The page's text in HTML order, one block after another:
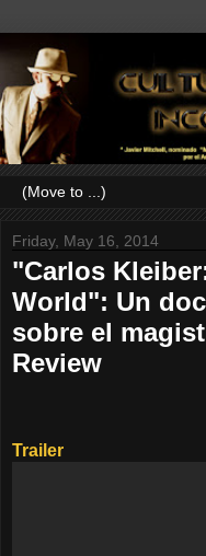
Friday, May 16, 2014
"Carlos
World": Un
sobre el
Review
Trailer